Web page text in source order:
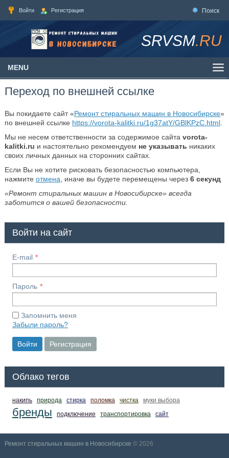
Войти Регистрация Поиск
SRVSM.RU
MENU
Переход по внешней ссылке
Вы покидаете сайт «Ремонт стиральных машин в Новосибирске»
по внешней ссылке https://vorota-kalitki.ru/1g37atY/GBlKPzC.html.
Мы не несем ответственности за содержимое сайта vorota-
kalitki.ru и настоятельно рекомендуем не указывать никаких
своих личных данных на сторонних сайтах.
Если Вы не хотите рисковать безопасностью компьютера,
нажмите отмена , иначе вы будете перемещены через 6секунд
«Ремонт стиральных машин в Новосибирске» всегда
заботится о вашей безопасности.
Войти на сайт
E-mail
Пароль
Запомнить меня
Забыли пароль?
Войти Регистрация
Облако тегов
накипь природа стирка поломка чистка муки выбора
бренды подключение транспортировка сайт
Ремонт стиральных машин в Новосибирске © 2026